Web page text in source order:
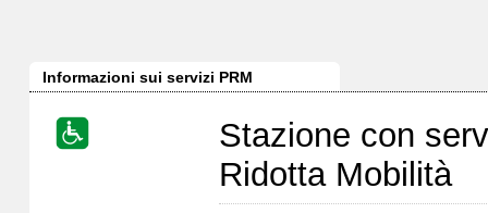
Informazioni sui servizi PRM
Stazione con
Ridotta Mobilità